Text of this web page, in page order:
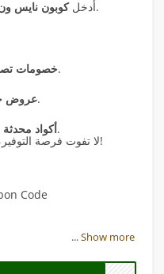
...Show more
أدخلكوبون نايس عند الدفع واستمتع بالتخفيض.
خصومات تصلعلى منتجات الجمال.
عروضلا تجدها في أي مكان آخر.
أكواد محدثةلضمان أفضل الصفقات.
لا تفوت فرصةالآن!
Code